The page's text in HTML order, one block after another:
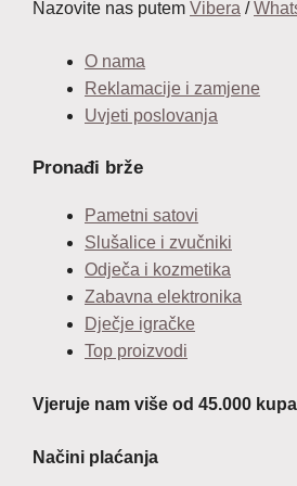
Nazovite nas putem Vibera /
O nama
Reklamacije i zamjene
Uvjeti poslovanja
Pronađi brže
Pametni satovi
Slušalice i zvučniki
Odječa i kozmetika
Zabavna elektronika
Dječje igračke
Top proizvodi
Vjeruje nam više od 45.000
Načini plaćanja